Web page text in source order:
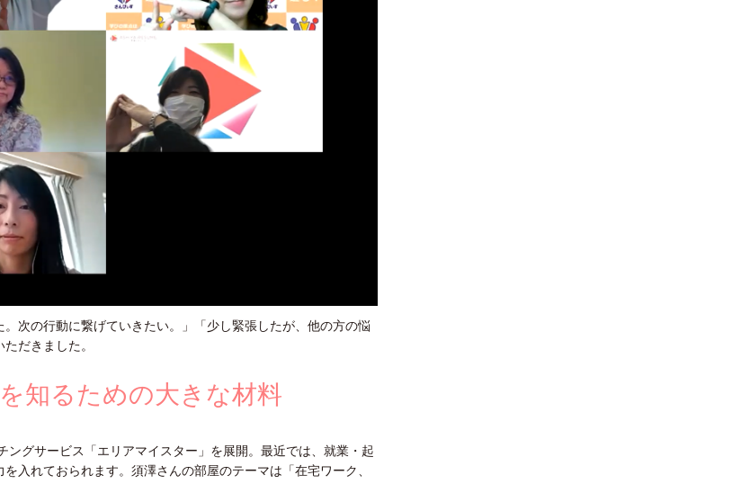
次の行動に繋げていきたい。」「少し緊張したが、他の方の悩
だきました。
知るための大きな材料
グサービス「エリアマイスター」を展開。最近では、就業・起
入れておられます。須澤さんの部屋のテーマは「在宅ワーク、